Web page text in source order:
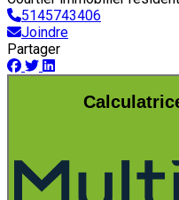
5145743406
Joindre
Partager